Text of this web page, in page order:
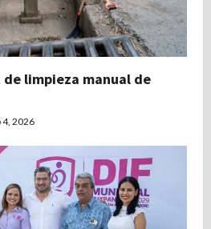
limpieza manual de
4, 2026